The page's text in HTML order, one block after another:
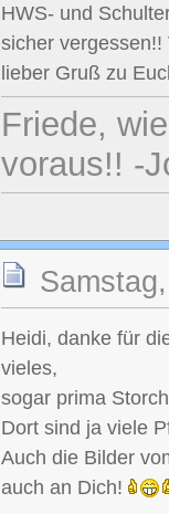
HWS- und
sicher
lieber Gruß zu
Friede,
voraus!! -
Heidi, danke für
vieles,
sogar prima
Dort sind ja viele
Auch die Bilder
auch an Dich!